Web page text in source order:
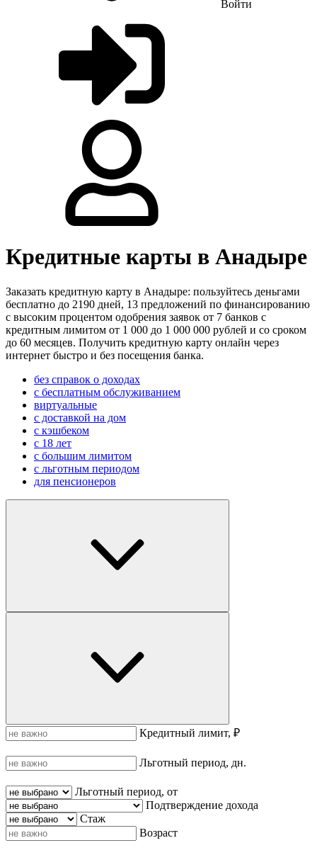
Войти
Кредитные карты в Анадыре
Заказать кредитную карту в Анадыре: пользуйтесь деньгами
бесплатно до 2190 дней, 13 предложений по финансированию
с высоким процентом одобрения заявок от 7 банков с
кредитным лимитом от 1 000 до 1 000 000 рублей и со сроком
до 60 месяцев. Получить кредитную карту онлайн через
интернет быстро и без посещения банка.
без справок о доходах
с бесплатным обслуживанием
виртуальные
с доставкой на дом
с кэшбеком
с 18 лет
с большим лимитом
с льготным периодом
для пенсионеров
Кредитный лимит, ₽
Льготный период, дн.
Льготный период, от
Подтверждение дохода
Стаж
Возраст